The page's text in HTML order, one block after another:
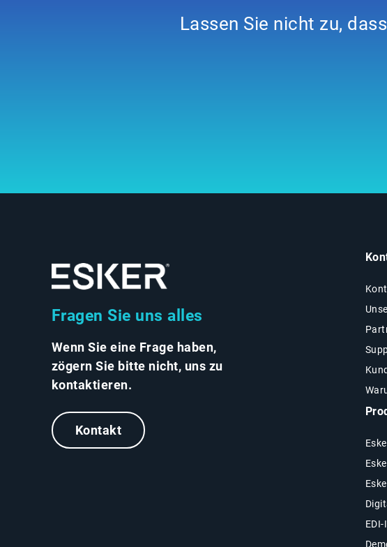
Lassen Sie nicht zu,
Fragen Sie uns alles
Wenn Sie eine Frage haben,
zögern Sie bitte nicht, uns zu
kontaktieren.
Kontakt